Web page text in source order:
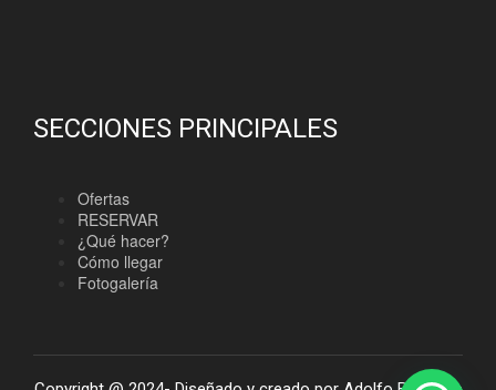
SECCIONES PRINCIPALES
Ofertas
RESERVAR
¿Qué hacer?
Cómo llegar
Fotogalería